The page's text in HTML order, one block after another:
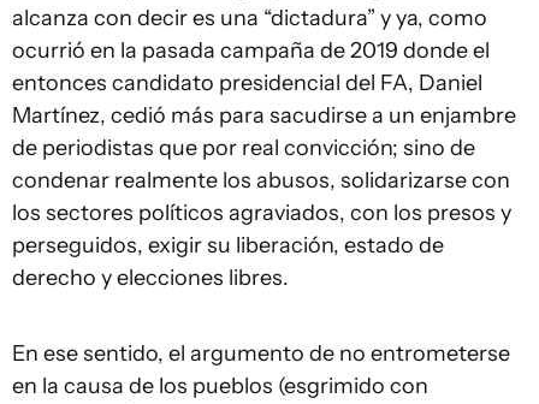
alcanza con decir es una “dictadura” y ya, como
ocurrió en la pasada campaña de 2019 donde el
entonces candidato presidencial del FA, Daniel
Martínez, cedió más para sacudirse a un enjambre
de periodistas que por real convicción; sino de
condenar realmente los abusos, solidarizarse con
los sectores políticos agraviados, con los presos y
perseguidos, exigir su liberación, estado de
derecho y elecciones libres.
En ese sentido, el argumento de no entrometerse
en la causa de los pueblos (esgrimido con